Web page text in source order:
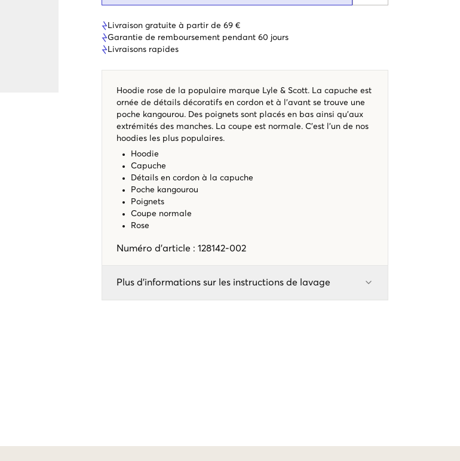
Livraison gratuite à partir de 69 €
Garantie de remboursement pendant 60 jours
Livraisons rapides
Hoodie rose de la populaire marque Lyle & Scott. La capuche est
ornée de détails décoratifs en cordon et à l'avant se trouve une
poche kangourou. Des poignets sont placés en bas ainsi qu'aux
extrémités des manches. La coupe est normale. C'est l'un de nos
hoodies les plus populaires.
Hoodie
Capuche
Détails en cordon à la capuche
Poche kangourou
Poignets
Coupe normale
Rose
Numéro d'article : 128142-002
Plus d'informations sur les instructions de lavage